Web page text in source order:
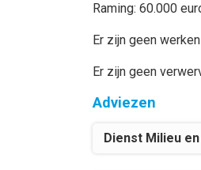
Raming: 60.000
Er zijn geen
Er zijn geen
Adviezen
Dienst Milieu